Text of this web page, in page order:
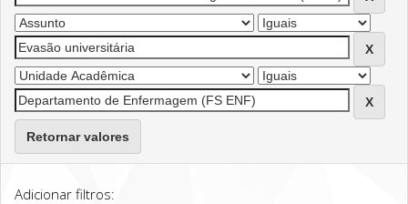
Retornar valores
Adicionar filtros: